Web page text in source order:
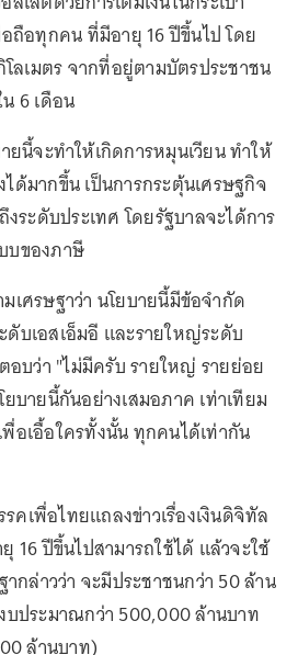
อทุกคน ที่มีอายุ 16 ปีขึ้นไป โดย
ลเมตร จากที่อยู่ตามบัตรประชาชน
6 เดือน
ยนี้จะทำให้เกิดการหมุนเวียน ทำให้
ด้มากขึ้น เป็นการกระตุ้นเศรษฐกิจ
ระดับประเทศ โดยรัฐบาลจะได้การ
บของภาษี
เศรษฐาว่า นโยบายนี้มีข้อจำกัด
บเอสเอ็มอี และรายใหญ่ระดับ
อบว่า "ไม่มีครับ รายใหญ่ รายย่อย
บายนี้กันอย่างเสมอภาค เท่าเทียม
อเอื้อใครทั้งนั้น ทุกคนได้เท่ากัน
คเพื่อไทยแถลงข่าวเรื่องเงินดิจิทัล
16 ปีขึ้นไปสามารถใช้ได้ แล้วจะใช้
กล่าวว่า จะมีประชาชนกว่า 50 ล้าน
ประมาณกว่า 500,000 ล้านบาท
ล้านบาท)